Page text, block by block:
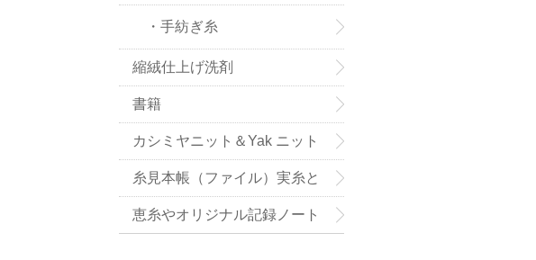
・手紡ぎ糸
縮絨仕上げ洗剤
書籍
カシミヤニット＆Yak ニット
小物お買い得
糸見本帳（ファイル）実糸と
織地見本付き
恵糸やオリジナル記録ノート